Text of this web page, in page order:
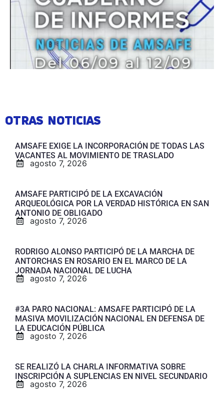
OTRAS NOTICIAS
AMSAFE EXIGE LA INCORPORACIÓN DE TODAS LAS
VACANTES AL MOVIMIENTO DE TRASLADO
agosto 7, 2026
AMSAFE PARTICIPÓ DE LA EXCAVACIÓN
ARQUEOLÓGICA POR LA VERDAD HISTÓRICA EN SAN
ANTONIO DE OBLIGADO
agosto 7, 2026
RODRIGO ALONSO PARTICIPÓ DE LA MARCHA DE
ANTORCHAS EN ROSARIO EN EL MARCO DE LA
JORNADA NACIONAL DE LUCHA
agosto 7, 2026
#3A PARO NACIONAL: AMSAFE PARTICIPÓ DE LA
MASIVA MOVILIZACIÓN NACIONAL EN DEFENSA DE
LA EDUCACIÓN PÚBLICA
agosto 7, 2026
SE REALIZÓ LA CHARLA INFORMATIVA SOBRE
INSCRIPCIÓN A SUPLENCIAS EN NIVEL SECUNDARIO
agosto 7, 2026